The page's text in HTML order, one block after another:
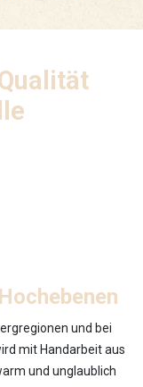
und bei
mit Handarbeit aus
und unglaublich